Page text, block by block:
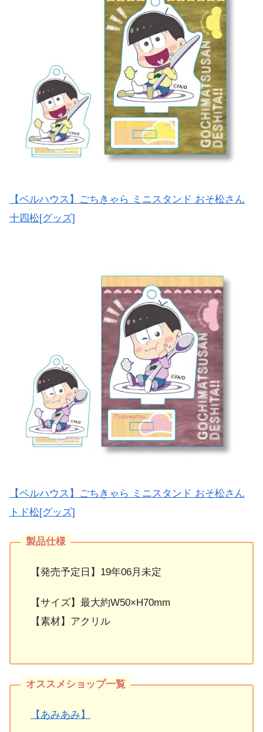
【ベルハウス】ごちきゃら ミニスタンド おそ松さん
十四松[グッズ]
【ベルハウス】ごちきゃら ミニスタンド おそ松さん
トド松[グッズ]
【発売予定日】19年06月未定
【サイズ】最大約W50×H70mm
【素材】アクリル
【あみあみ】